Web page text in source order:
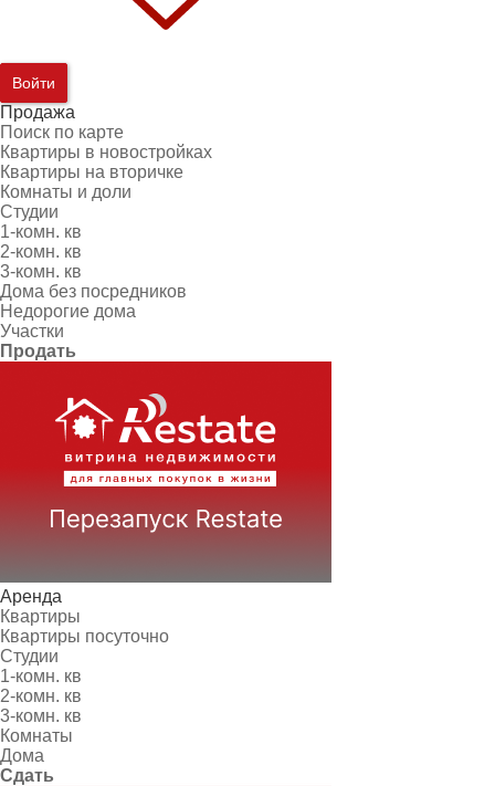
Войти
Продажа
Поиск по карте
Квартиры в новостройках
Квартиры на вторичке
Комнаты и доли
Студии
1-комн. кв
2-комн. кв
3-комн. кв
Дома без посредников
Недорогие дома
Участки
Продать
Аренда
Квартиры
Квартиры посуточно
Студии
1-комн. кв
2-комн. кв
3-комн. кв
Комнаты
Дома
Сдать